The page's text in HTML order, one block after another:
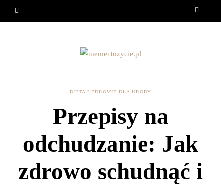
DIETA I ZDROWIE DLA URODY
Przepisy na
odchudzanie: Jak
zdrowo schudnąć i